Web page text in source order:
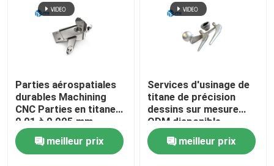
Parties aérospatiales
durables Machining
CNC Parties en titane
0,01 à 0,005 mm
Tolérance
meilleur prix
Services d'usinage de
titane de précision
dessins sur mesure
ODM disponible
meilleur prix